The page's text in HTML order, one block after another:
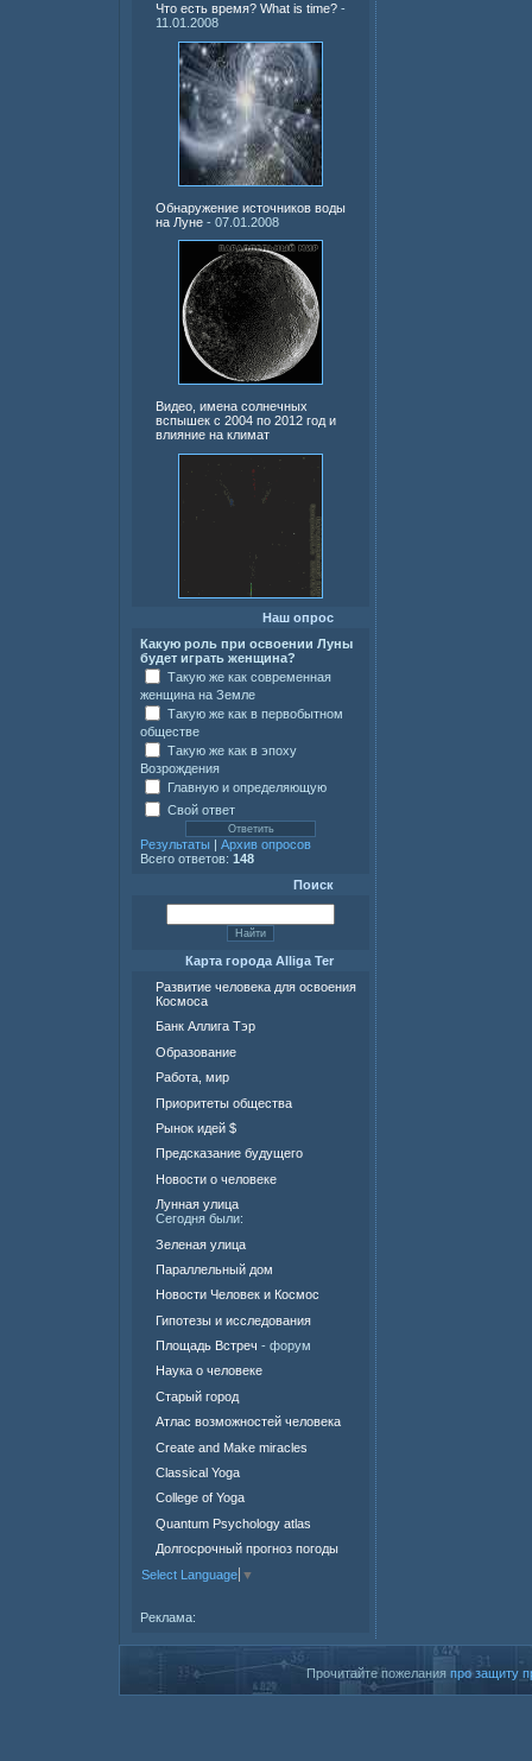
Что есть время? What is time? -
11.01.2008
Обнаружение источников воды
на Луне - 07.01.2008
Видео, имена солнечных
вспышек с 2004 по 2012 год и
влияние на климат
Наш опрос
Какую роль при освоении Луны
будет играть женщина?
Такую же как современная
женщина на Земле
Такую же как в первобытном
обществе
Такую же как в эпоху
Возрождения
Главную и определяющую
Свой ответ
Результаты | Архив опросов
Всего ответов: 148
Поиск
Карта города Alliga Ter
Развитие человека для освоения
Космоса
Банк Аллига Тэр
Образование
Работа, мир
Приоритеты общества
Рынок идей $
Предсказание будущего
Новости о человеке
Лунная улица
Сегодня были:
Зеленая улица
Параллельный дом
Новости Человек и Космос
Гипотезы и исследования
Площадь Встреч - форум
Наука о человеке
Старый город
Атлас возможностей человека
Create and Make miracles
Classical Yoga
College of Yoga
Quantum Psychology atlas
Долгосрочный прогноз погоды
Select Language ▼
Реклама:
Прочитайте пожелания про защиту